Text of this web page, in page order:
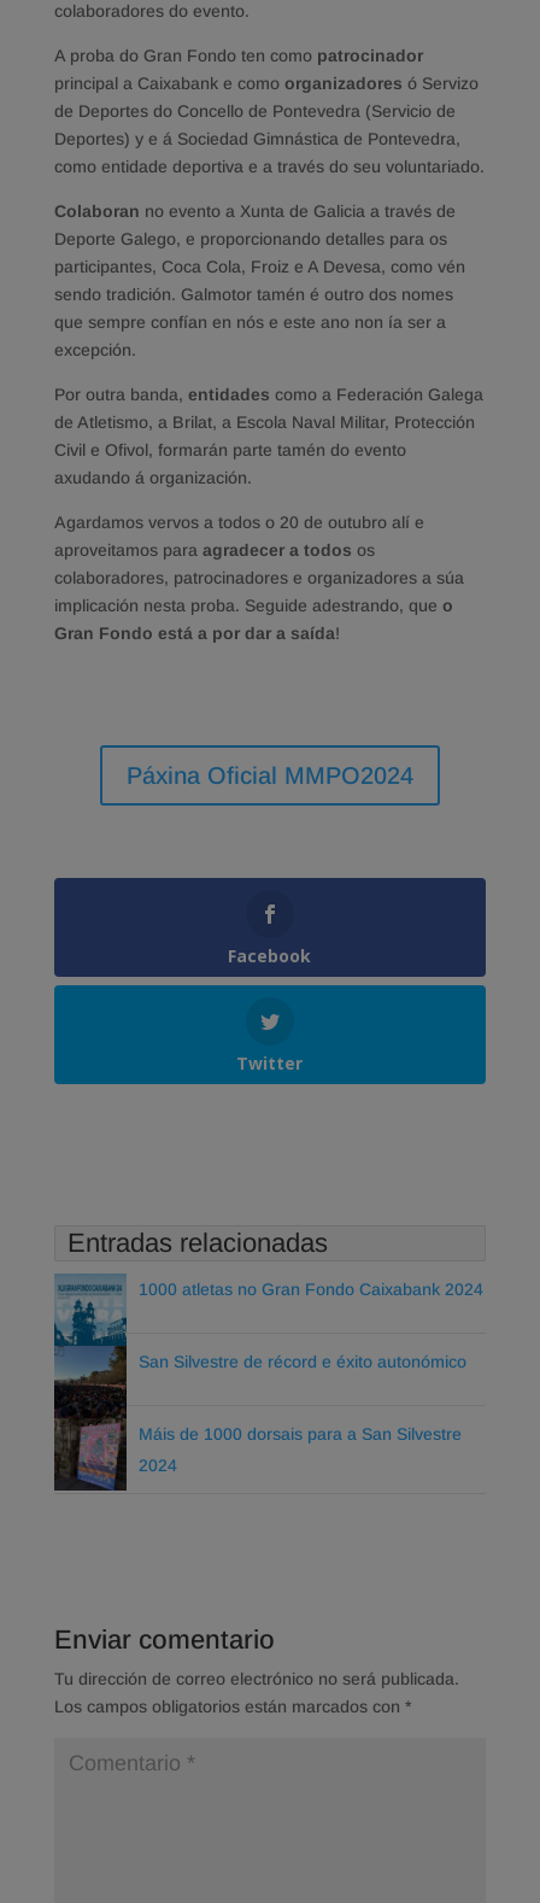
colaboradores do evento.
A proba do Gran Fondo ten como patrocinador
principal a Caixabank e como organizadores ó Servizo
de Deportes do Concello de Pontevedra (Servicio de
Deportes) y e á Sociedad Gimnástica de Pontevedra,
como entidade deportiva e a través do seu voluntariado.
Colaboran no evento a Xunta de Galicia a través de
Deporte Galego, e proporcionando detalles para os
participantes, Coca Cola, Froiz e A Devesa, como vén
sendo tradición. Galmotor tamén é outro dos nomes
que sempre confían en nós e este ano non ía ser a
excepción.
Por outra banda, entidades como a Federación Galega
de Atletismo, a Brilat, a Escola Naval Militar, Protección
Civil e Ofivol, formarán parte tamén do evento
axudando á organización.
Agardamos vervos a todos o 20 de outubro alí e
aproveitamos para agradecer a todos os
colaboradores, patrocinadores e organizadores a súa
implicación nesta proba. Seguide adestrando, que o
Gran Fondo está a por dar a saída!
Páxina Oficial MMPO2024
Facebook
Twitter
Entradas relacionadas
1000 atletas no Gran Fondo Caixabank 2024
San Silvestre de récord e éxito autonómico
Máis de 1000 dorsais para a San Silvestre
2024
Enviar comentario
Tu dirección de correo electrónico no será publicada.
Los campos obligatorios están marcados con *